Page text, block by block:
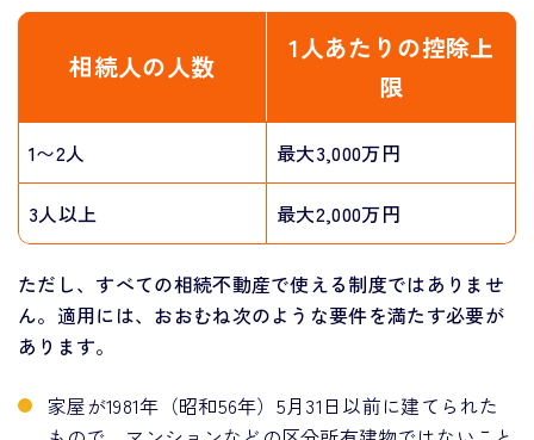
相続人の人数
1人あたりの控除上
限
1〜2人 最大3,000万円
3人以上 最大2,000万円
ただし、すべての相続不動産で使える制度ではありませ
ん。適用には、おおむね次のような要件を満たす必要が
あります。
家屋が1981年（昭和56年）5月31日以前に建てられた